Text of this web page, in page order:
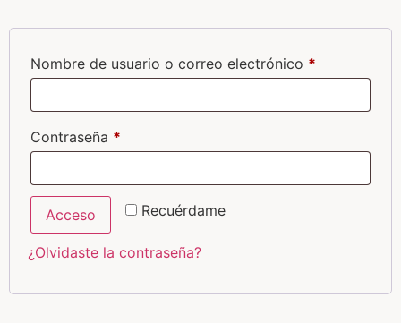
Nombre de usuario o correo electrónico *
Contraseña *
Recuérdame
Acceso
¿Olvidaste la contraseña?